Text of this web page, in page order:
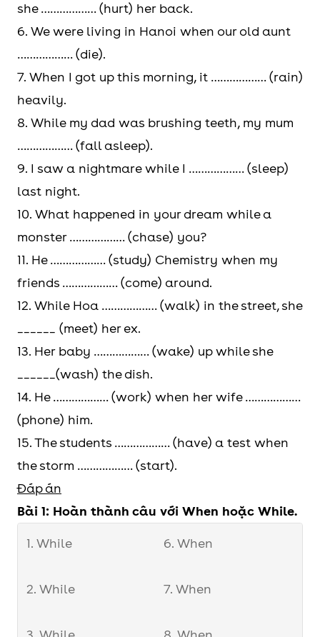
she ……………… (hurt) her back.
6. We were living in Hanoi when our old aunt
……………… (die).
7. When I got up this morning, it ……………… (rain)
heavily.
8. While my dad was brushing teeth, my mum
……………… (fall asleep).
9. I saw a nightmare while I ……………… (sleep)
last night.
10. What happened in your dream while a
monster ……………… (chase) you?
11. He ……………… (study) Chemistry when my
friends ……………… (come) around.
12. While Hoa ……………… (walk) in the street, she
______ (meet) her ex.
13. Her baby ……………… (wake) up while she
______(wash) the dish.
14. He ……………… (work) when her wife ………………
(phone) him.
15. The students ……………… (have) a test when
the storm ……………… (start).
Đáp án
Bài 1: Hoàn thành câu với When hoặc While.
1. While
2. While
6. When
7. When